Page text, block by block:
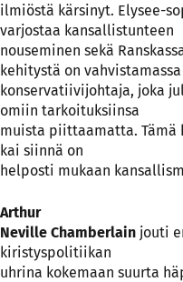
ilmiöstä kärsinyt. Elysee-
varjostaa kansallistunteen
nouseminen sekä
kehitystä on vahvistamassa
konservatiivijohtaja, joka
omiin tarkoituksiinsa
muista piittaamatta. Tämä
kai siinnä on
helposti mukaan
Arthur
Neville Chamberlain jouti
kiristyspolitiikan
uhrina kokemaan suurta